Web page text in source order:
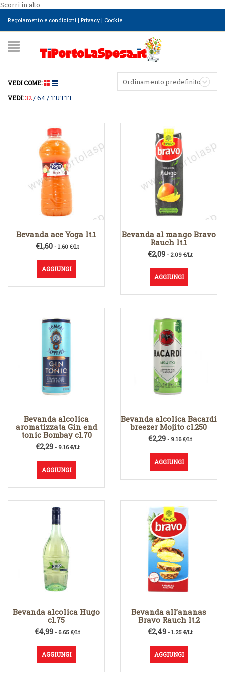
Scorri in alto
Regolamento e condizioni | Privacy| Cookie
Ordinamento predefinito
VEDI COME:
VEDI:32 64 TUTTI
Bevanda ace Yoga lt.1
€1,60 - 1.60 €/Lt
AGGIUNGI
Bevanda al mango Bravo
Rauch lt.1
€2,09- 2.09 €/Lt
AGGIUNGI
Bevanda alcolica
aromatizzata Gin end
tonic Bombay cl.70
€2,29- 9.16 €/Lt
AGGIUNGI
Bevanda alcolica Bacardi
breezer Mojito cl.250
€2,29- 9.16 €/Lt
AGGIUNGI
Bevanda alcolica Hugo
cl.75
€4,99 - 6.65 €/Lt
AGGIUNGI
Bevanda all’ananas
Bravo Rauch lt.2
€2,49- 1.25 €/Lt
AGGIUNGI